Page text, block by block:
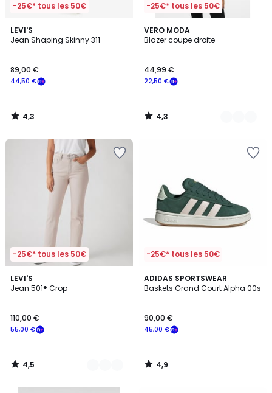
-25€* tous les 50€
LEVI'S
Jean Shaping Skinny 311
44,50 €
89,00 €
4,3
/ 5
4,3
/
-25€* tous les 50€
VERO MODA
Blazer coupe droite
22,50 €
44,99 €
4,3
/ 5
2
Couleurs
4,3
/
-25€* tous les 50€
LEVI'S
Jean 501® Crop
55,00 €
110,00 €
4,5
/ 5
3
Couleurs
4,5
/
-25€* tous les 50€
ADIDAS SPORTSWEAR
Baskets Grand Court Alpha 00s
45,00 €
90,00 €
4,9
/ 5
4,9
/